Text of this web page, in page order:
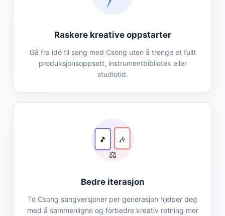
Raskere kreative oppstarter
Gå fra idé til sang med Csong uten å trenge et fullt
produksjonsoppsett, instrumentbibliotek eller
studiotid.
🎵 🎶
⚖️
Bedre iterasjon
To Csong sangversjoner per generasjon hjelper deg
med å sammenligne og forbedre kreativ retning mer